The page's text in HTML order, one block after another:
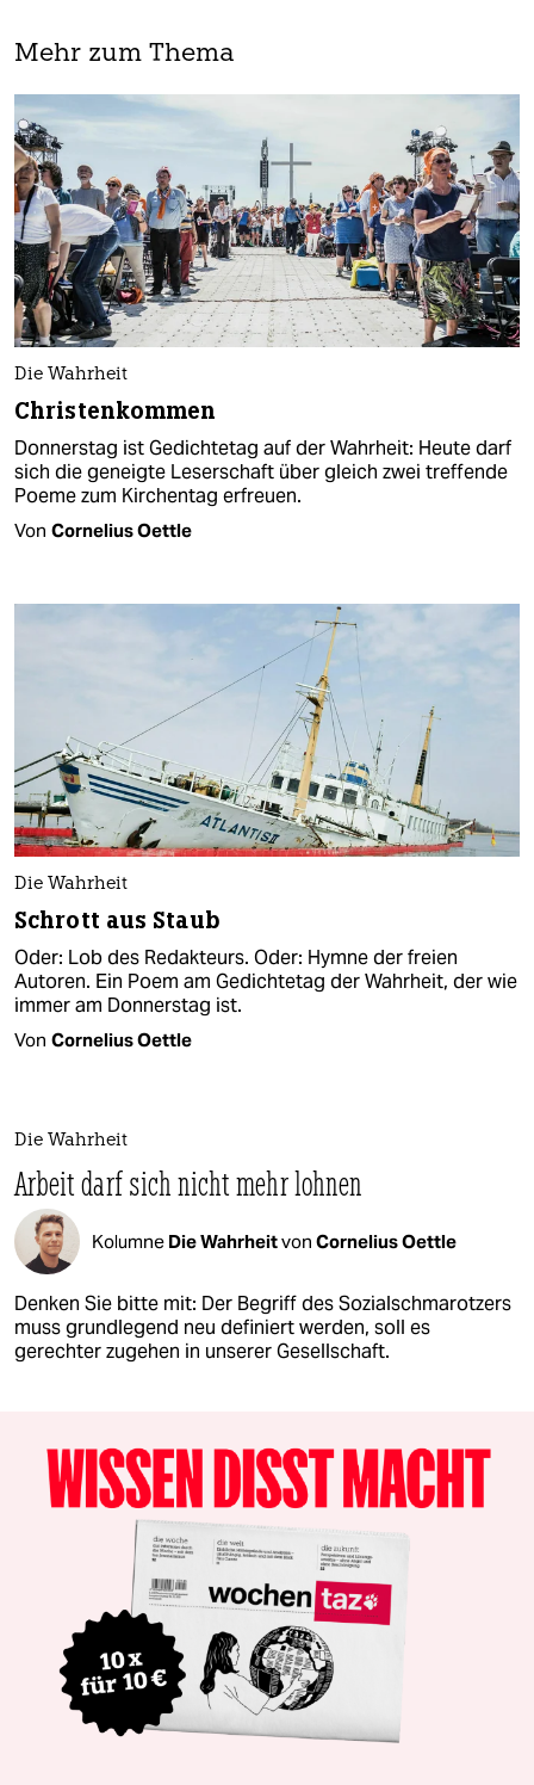
Mehr zum Thema
Die Wahrheit
Christenkommen
Donnerstag ist Gedichtetag auf der Wahrheit: Heute darf
sich die geneigte Leserschaft über gleich zwei treffende
Poeme zum Kirchentag erfreuen.
Von Cornelius Oettle
Die Wahrheit
Schrott aus Staub
Oder: Lob des Redakteurs. Oder: Hymne der freien
Autoren. Ein Poem am Gedichtetag der Wahrheit, der wie
immer am Donnerstag ist.
Von Cornelius Oettle
Die Wahrheit
Arbeit darf sich nicht mehr lohnen
Kolumne Die Wahrheitvon Cornelius Oettle
Denken Sie bitte mit: Der Begriff des Sozialschmarotzers
muss grundlegend neu definiert werden, soll es
gerechter zugehen in unserer Gesellschaft.